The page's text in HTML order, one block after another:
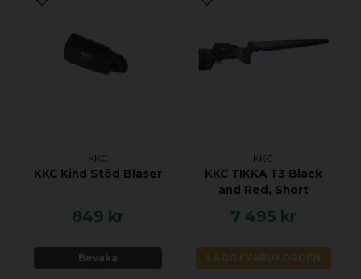
KKC
KKC Kind Stöd Blaser
849 kr
Bevaka
KKC
KKC TIKKA T3 Black
and Red, Short
7 495 kr
LÄGG I VARUKORGEN